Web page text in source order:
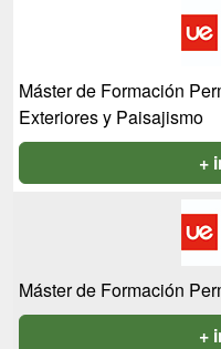
Máster de Formación
Exteriores y Paisajismo
+
Máster de Formación
+